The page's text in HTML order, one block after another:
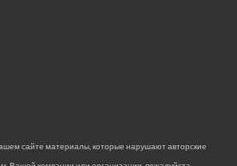
сайте материалы, которые нарушают авторские